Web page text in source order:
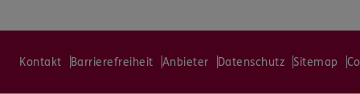
Kontakt Barrierefreiheit Anbieter Datenschutz Sitemap